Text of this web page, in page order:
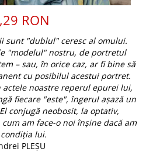
RON
sunt "dublul" ceresc al omului.
"modelul" nostru, de portretul
– sau, în orice caz, ar fi bine să
cu posibilul acestui portret.
noastre reperul epurei lui,
fiecare "este", îngerul aşază un
conjugă neobosit, la optativ,
am face-o noi înşine dacă am
lui.
PLEȘU